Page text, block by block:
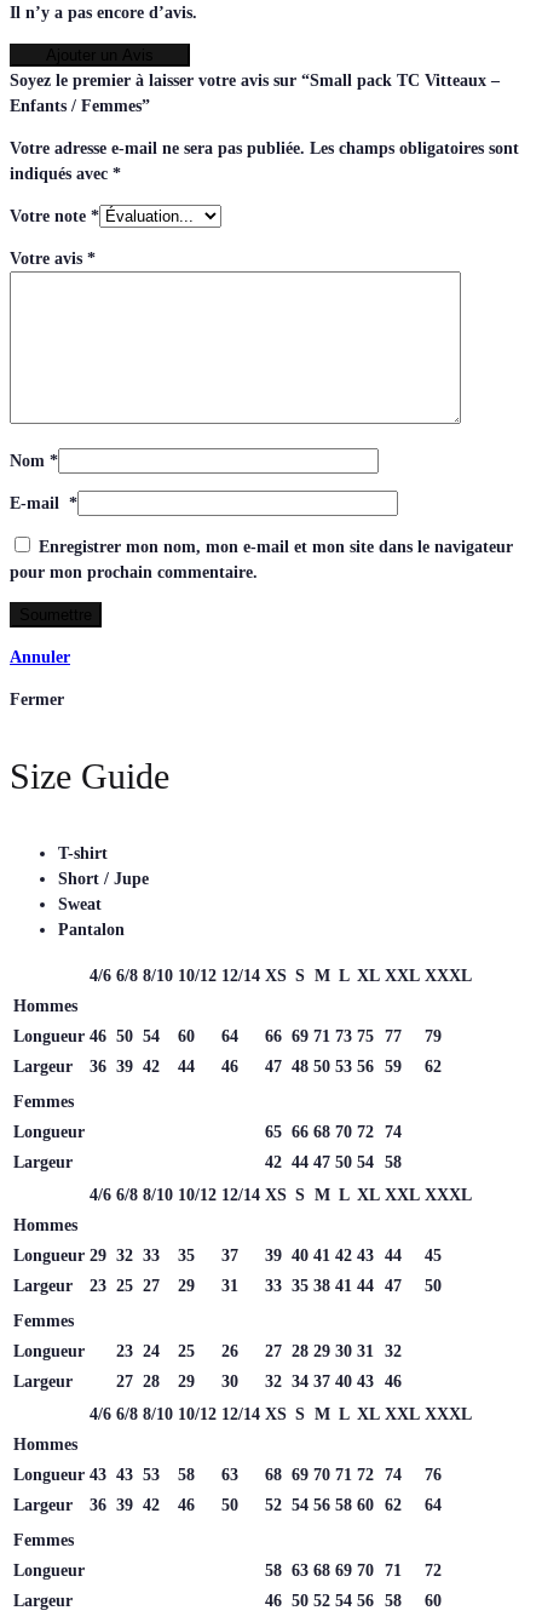
Il n’y a pas encore d’avis.
Soyez le premier à laisser votre avis sur “Small pack TC Vitteaux –
Enfants / Femmes”
Votre adresse e-mail ne sera pas publiée. Les champs obligatoires sont
indiqués avec *
Votre note *
Votre avis *
Nom *
E-mail *
Enregistrer mon nom, mon e-mail et mon site dans le navigateur
pour mon prochain commentaire.
Annuler
Fermer
Size Guide
T-shirt
Short / Jupe
Sweat
Pantalon
4/6 6/8 8/10 10/12 12/14 XS S M L XL XXL XXXL
Hommes
Longueur 46 50 54 60 64 66 69 71 73 75 77
79
Largeur
36 39 42 44 46 47 48 50 53 56 59
62
Femmes
Longueur
65 66 68 70 72 74
Largeur
42 44 47 50 54 58
4/6 6/8 8/10 10/12 12/14 XS S M L XL XXL XXXL
Hommes
Longueur 29 32 33 35 37 39 40 41 42 43 44
45
Largeur
23 25 27 29 31 33 35 38 41 44 47
50
Femmes
Longueur
23 24 25 26 27 28 29 30 31
32
Largeur
27 28 29 30 32 34 37 40 43 46
4/6 6/8 8/10 10/12 12/14 XS S M L XL XXL XXXL
Hommes
Longueur 43 43 53 58 63 68 69 70 71 72 74
76
Largeur
36 39 42 46 50 52 54 56 58 60 62
64
Femmes
Longueur
58 63 68 69 70 71
72
Largeur
46 50 52 54 56 58
60